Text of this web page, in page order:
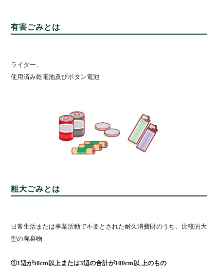
有害ごみとは
ライター、
使用済み乾電池及びボタン電池
粗大ごみとは
日常生活または事業活動で不要とされた耐久消費財のうち、比較的大
型の廃棄物
①1辺が50cm以上または3辺の合計が100cm以 上のもの